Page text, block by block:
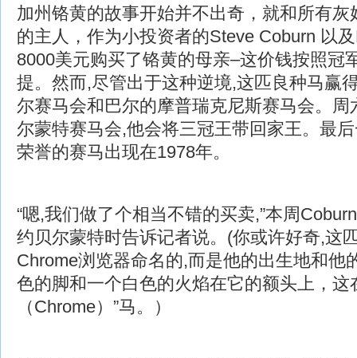
加州铬黄的故事开始并不出奇，就和所有
的主人，作为小投资者的Steve Coburn 以
8000美元购买了铬黄的母亲–这价钱按照冠
提。然而,尽管出于这种逆境,这匹良种马赢
尔赛马会和巴尔的摩普瑞克尼斯赛马会。周
尔蒙特赛马会,他会将三冠王带回家王。最
荣誉的赛马出现在1978年。
“嗯,我们做了个相当不错的买卖,”本周
约贝尔蒙特时告诉记者说。(你或许好奇,这
Chrome浏览器命名的,而是他的出生地和他
色的脚和一个白色的火焰在它的额头上，这
（Chrome）”马。）